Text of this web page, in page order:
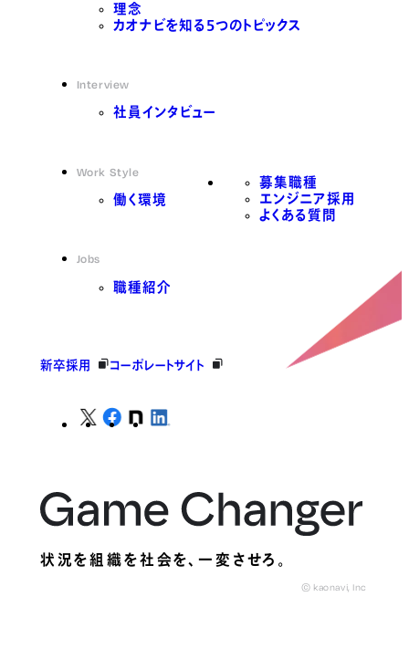
理念
カオナビを知る5つのトピックス
Interview
社員インタビュー
Work Style
働く環境
Jobs
職種紹介
募集職種
エンジニア採用
よくある質問
新卒採用 コーポレートサイト
状況を組織を社会を、一変させろ。
© kaonavi, Inc